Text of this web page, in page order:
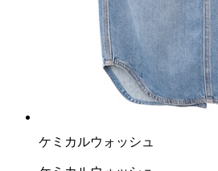
ケミカルウォッシュ